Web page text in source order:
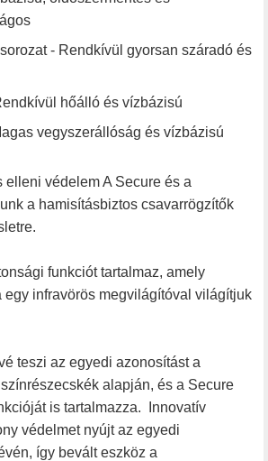
- Rendkívül gyorsan száradó és
hőálló és vízbázisú
vegyszerállóság és vízbázisú
elleni védelem A Secure és a
a hamisításbiztos csavarrögzítők
funkciót tartalmaz, amely
egy infravörös megvilágítóval világítjuk
teszi az egyedi azonosítást a
alapján, és a Secure
is tartalmazza. Innovatív
védelmet nyújt az egyedi
így bevált eszköz a